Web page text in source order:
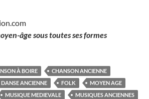
âge sous toutes ses formes
À BOIRE
CHANSON ANCIENNE
DANSE ANCIENNE FOLK
MOYEN AGE
MUSIQUE MEDIEVALE
MUSIQUES ANCIENNES